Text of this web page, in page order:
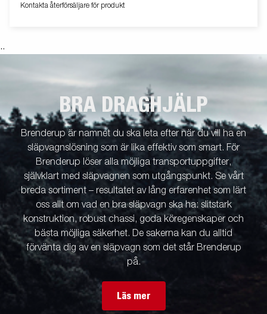
Kontakta återförsäljare för produkt
..
BRA DRAGHJÄLP
Brenderup är namnet du ska leta efter när du vill ha en
släpvagnslösning som är lika effektiv som smart. För
Brenderup löser alla möjliga transportuppgifter,
självklart med släpvagnen som utgångspunkt. Se vårt
breda sortiment – resultatet av lång erfarenhet som lärt
oss allt om vad en bra släpvagn ska ha: slitstark
konstruktion, robust chassi, goda köregenskaper och
bästa möjliga säkerhet. De sakerna kan du alltid
förvänta dig av en släpvagn som det står Brenderup
på.
Läs mer